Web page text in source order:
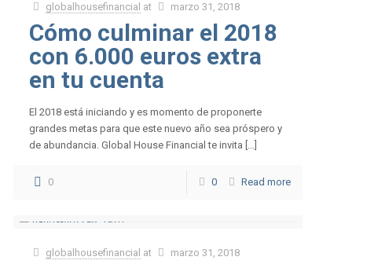
globalhousefinancial at marzo 31, 2018
Cómo culminar el 2018
con 6.000 euros extra
en tu cuenta
El 2018 está iniciando y es momento de proponerte
grandes metas para que este nuevo año sea próspero y
de abundancia. Global House Financial te invita […]
0 0 Read more
globalhousefinancial at marzo 31, 2018